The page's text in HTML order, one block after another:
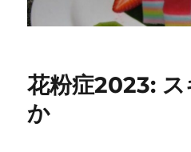
花粉症2023: ス
か